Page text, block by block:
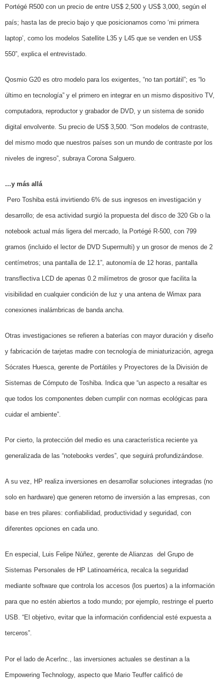
Portégé R500 con un precio de entre US$ 2,500 y US$ 3,000, según el
país; hasta las de precio bajo y que posicionamos como ‘mi primera
laptop’, como los modelos Satellite L35 y L45 que se venden en US$
550”, explica el entrevistado.
Qosmio G20 es otro modelo para los exigentes, “no tan portátil”; es “lo
último en tecnología” y el primero en integrar en un mismo dispositivo TV,
computadora, reproductor y grabador de DVD, y un sistema de sonido
digital envolvente. Su precio de US$ 3,500. “Son modelos de contraste,
del mismo modo que nuestros países son un mundo de contraste por los
niveles de ingreso”, subraya Corona Salguero.
…y más allá
Pero Toshiba está invirtiendo 6% de sus ingresos en investigación y
desarrollo; de esa actividad surgió la propuesta del disco de 320 Gb o la
notebook actual más ligera del mercado, la Portégé R-500 , con 799
gramos (incluido el lector de DVD Supermulti) y un grosor de menos de 2
centímetros; una pantalla de 12.1”, autonomía de 12 horas, pantalla
transflectiva LCD de apenas 0.2 milímetros de grosor que facilita la
visibilidad en cualquier condición de luz y una antena de Wimax para
conexiones inalámbricas de banda ancha.
Otras investigaciones se refieren a baterías con mayor duración y diseño
y fabricación de tarjetas madre con tecnología de miniaturización, agrega
Sócrates Huesca, gerente de Portátiles y Proyectores de la División de
Sistemas de Cómputo de Toshiba. Indica que “un aspecto a resaltar es
que todos los componentes deben cumplir con normas ecológicas para
cuidar el ambiente”.
Por cierto, la protección del medio es una característica reciente ya
generalizada de las “notebooks verdes”, que seguirá profundizándose.
A su vez, HP realiza inversiones en desarrollar soluciones integradas (no
solo en hardware) que generen retorno de inversión a las empresas, con
base en tres pilares: confiabilidad, productividad y seguridad, con
diferentes opciones en cada uno.
En especial, Luis Felipe Núñez, gerente de Alianzas del Grupo de
Sistemas Personales de HP Latinoamérica, recalca la seguridad
mediante software que controla los accesos (los puertos) a la información
para que no estén abiertos a todo mundo; por ejemplo, restringe el puerto
USB. “El objetivo, evitar que la información confidencial esté expuesta a
terceros”.
Por el lado de AcerInc., las inversiones actuales se destinan a la
Empowering Technology, aspecto que Mario Teuffer calificó de